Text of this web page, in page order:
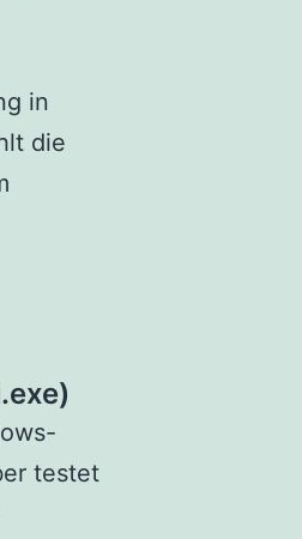
in
die
testet